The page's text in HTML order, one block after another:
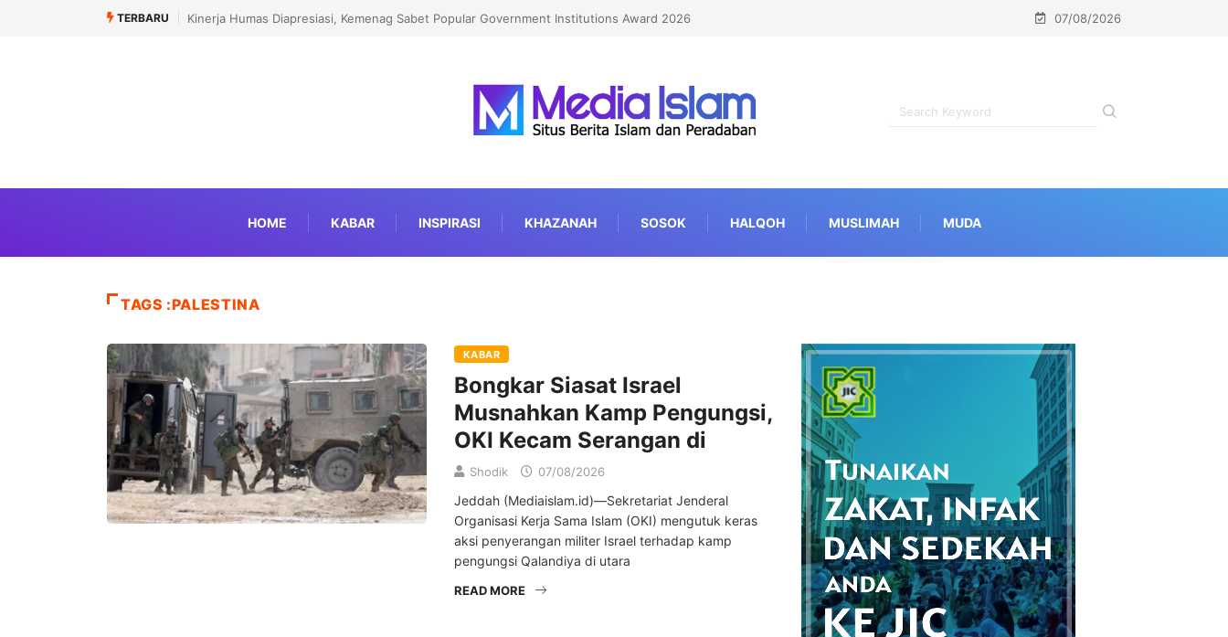
TERBARU Menhaj: IKLHI 2026 Bukti Layanan Haji Kian Berkualitas 07/08/2026
HOME KABAR INSPIRASI KHAZANAH SOSOK HALQOH MUSLIMAH MUDA
TAGS :PALESTINA
KABAR
Bongkar Siasat Israel
Musnahkan Kamp Pengungsi,
OKI Kecam Serangan di
Shodik 07/08/2026
Jeddah (Mediaislam.id)—Sekretariat Jenderal
Organisasi Kerja Sama Islam (OKI) mengutuk keras
aksi penyerangan militer Israel terhadap kamp
pengungsi Qalandiya di utara
READ MORE